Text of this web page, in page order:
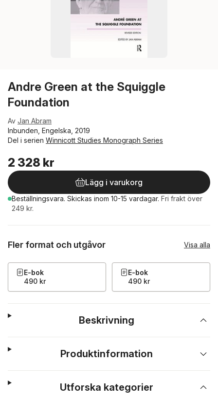
Andre Green at the Squiggle
Foundation
Av Jan Abram
Inbunden, Engelska, 2019
Del i serien Winnicott Studies Monograph Series
2 328 kr
Lägg i varukorg
Beställningsvara. Skickas inom 10-15 vardagar. Fri frakt över
249 kr.
Fler format och utgåvor Visa alla
E-bok
490 kr
E-bok
490 kr
Beskrivning
Produktinformation
Utforska kategorier